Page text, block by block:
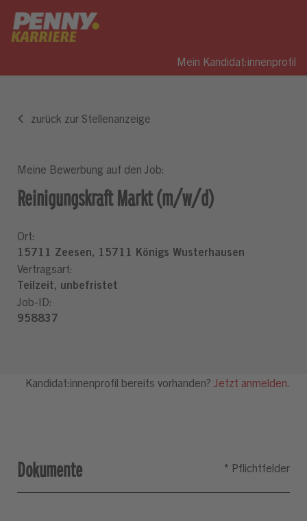
Mein Kandidat:innenprofil
Dokumente